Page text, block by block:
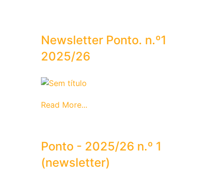
Newsletter Ponto. n.º1
2025/26
Read More...
Ponto - 2025/26 n.º 1
(newsletter)